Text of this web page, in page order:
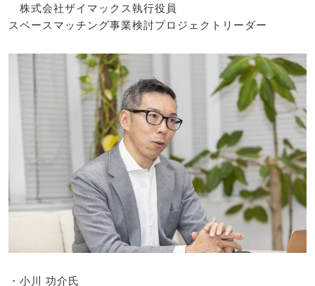
株式会社ザイマックス執行役員
スペースマッチング事業検討プロジェクトリーダー
・小川 功介氏